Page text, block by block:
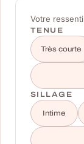
Votre
TENUE
Très courte
SILLAGE
Intime